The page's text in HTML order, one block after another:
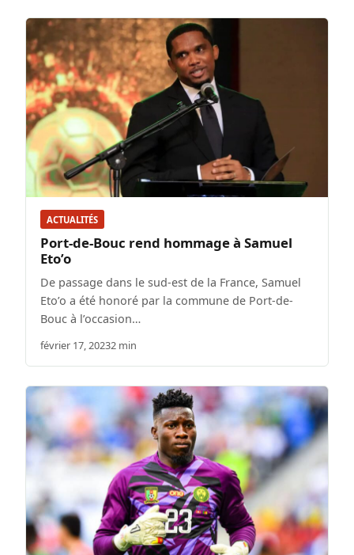
ACTUALITÉS
Port-de-Bouc rend hommage à Samuel
Eto’o
De passage dans le sud-est de la France, Samuel
Eto’o a été honoré par la commune de Port-de-
Bouc à l’occasion…
février 17, 20232 min